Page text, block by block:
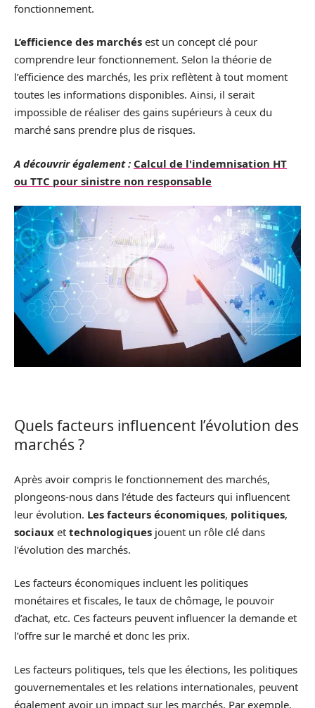
fonctionnement.
L’efficience des marchés est un concept clé pour
comprendre leur fonctionnement. Selon la théorie de
l’efficience des marchés, les prix reflètent à tout moment
toutes les informations disponibles. Ainsi, il serait
impossible de réaliser des gains supérieurs à ceux du
marché sans prendre plus de risques.
A découvrir également : Calcul de l'indemnisation HT
ou TTC pour sinistre non responsable
Quels facteurs influencent l’évolution des
marchés ?
Après avoir compris le fonctionnement des marchés,
plongeons-nous dans l’étude des facteurs qui influencent
leur évolution. Les facteurs économiques, politiques,
sociaux et technologiques jouent un rôle clé dans
l’évolution des marchés.
Les facteurs économiques incluent les politiques
monétaires et fiscales, le taux de chômage, le pouvoir
d’achat, etc. Ces facteurs peuvent influencer la demande et
l’offre sur le marché et donc les prix.
Les facteurs politiques, tels que les élections, les politiques
gouvernementales et les relations internationales, peuvent
également avoir un impact sur les marchés. Par exemple,